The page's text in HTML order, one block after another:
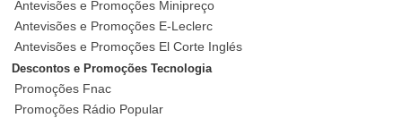
Antevisões e Promoções Minipreço
Antevisões e Promoções E-Leclerc
Antevisões e Promoções El Corte Inglés
Descontos e Promoções Tecnologia
Promoções Fnac
Promoções Rádio Popular